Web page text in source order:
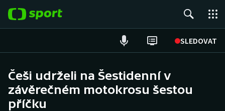
SLEDOVAT
Hokej
Češi udrželi na Šestidenní v
závěrečném motokrosu šestou
příčku